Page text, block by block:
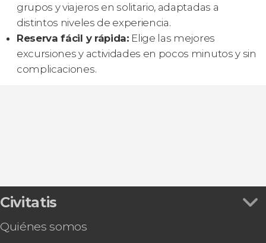
grupos y viajeros en solitario, adaptadas a
distintos niveles de experiencia.
Reserva fácil y rápida: Elige las mejores
excursiones y actividades en pocos minutos y sin
complicaciones.
Civitatis
Quiénes somos